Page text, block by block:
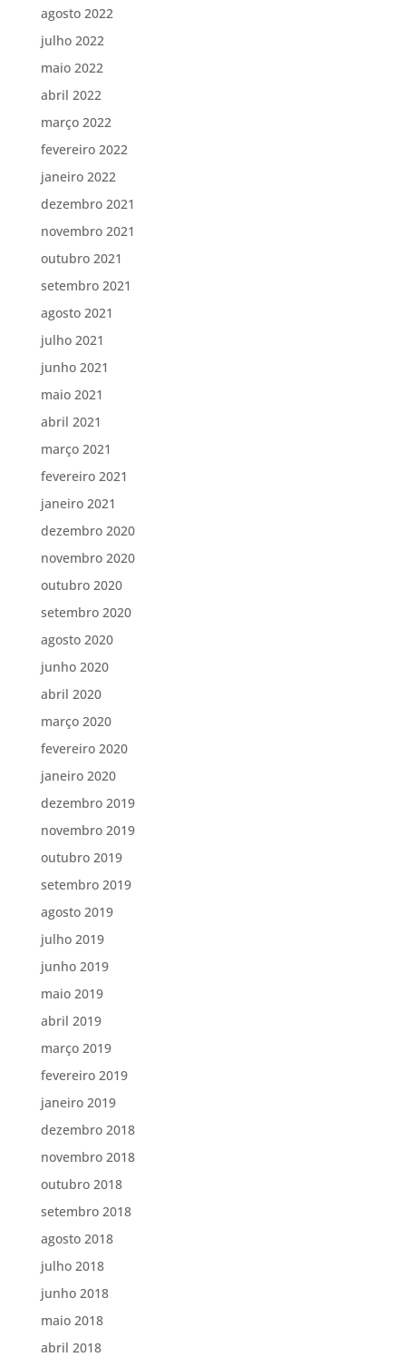
agosto 2022
julho 2022
maio 2022
abril 2022
março 2022
fevereiro 2022
janeiro 2022
dezembro 2021
novembro 2021
outubro 2021
setembro 2021
agosto 2021
julho 2021
junho 2021
maio 2021
abril 2021
março 2021
fevereiro 2021
janeiro 2021
dezembro 2020
novembro 2020
outubro 2020
setembro 2020
agosto 2020
junho 2020
abril 2020
março 2020
fevereiro 2020
janeiro 2020
dezembro 2019
novembro 2019
outubro 2019
setembro 2019
agosto 2019
julho 2019
junho 2019
maio 2019
abril 2019
março 2019
fevereiro 2019
janeiro 2019
dezembro 2018
novembro 2018
outubro 2018
setembro 2018
agosto 2018
julho 2018
junho 2018
maio 2018
abril 2018